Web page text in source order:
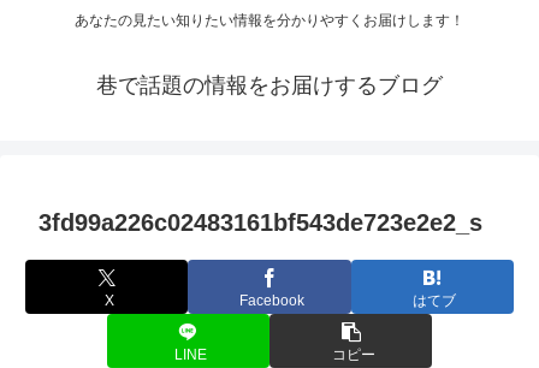
あなたの見たい知りたい情報を分かりやすくお届けします！
巷で話題の情報をお届けするブログ
3fd99a226c02483161bf543de723e2e2_s
X Facebook はてブ
LINE コピー